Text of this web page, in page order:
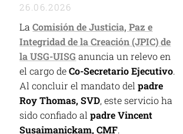
26.06.2026
LaComisión de Justicia, Paz e
Integridad de la Creación (JPIC) de
la USG-UISG anuncia un relevo en
el cargo deCo-Secretario Ejecutivo.
Al concluir el mandato delpadre
Roy Thomas, SVD, este servicio ha
sido confiado alpadre Vincent
Susaimanickam, CMF.